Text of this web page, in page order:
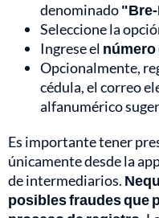
denominado
Seleccione la
Ingrese el número
Opcionalmente,
cédula, el correo
alfanumérico
Es importante tener
únicamente desde la
de intermediarios.
posibles fraudes que